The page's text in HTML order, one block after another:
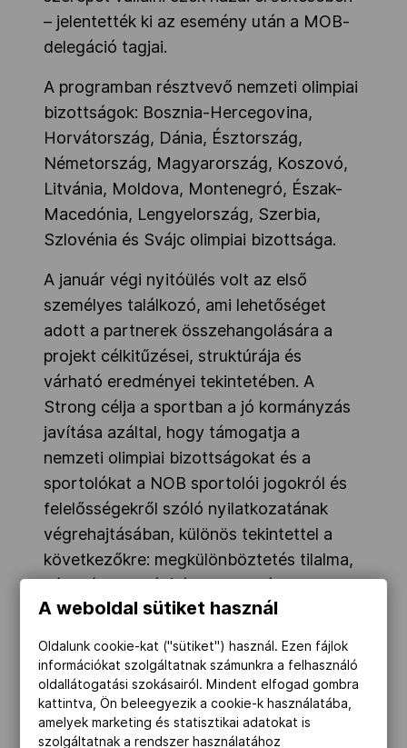
– jelentették ki az esemény után a MOB-
delegáció tagjai.
A programban résztvevő nemzeti olimpiai
bizottságok: Bosznia-Hercegovina,
Horvátország, Dánia, Észtország,
Németország, Magyarország, Koszovó,
Litvánia, Moldova, Montenegró, Észak-
Macedónia, Lengyelország, Szerbia,
Szlovénia és Svájc olimpiai bizottsága.
A január végi nyitóülés volt az első
személyes találkozó, ami lehetőséget
adott a partnerek összehangolására a
projekt célkitűzései, struktúrája és
várható eredményei tekintetében. A
Strong célja a sportban a jó kormányzás
javítása azáltal, hogy támogatja a
nemzeti olimpiai bizottságokat és a
sportolókat a NOB sportolói jogokról és
felelősségekről szóló nyilatkozatának
végrehajtásában, különös tekintettel a
következőkre: megkülönböztetés tilalma,
véleménynyilvánítás szabadsága,
sportolói lehetőségek és megállapodások,
sportolói képviselet és részvétel a
döntéshozatalban. A kutatás, a párbeszéd
és a kapacitásépítés révén a projekt arra
törekszik, hogy a nemzetközi elveket
konkrét szervezeti gyakorlatokká alakítsa
A weboldal sütiket használ
Oldalunk cookie-kat ("sütiket") használ. Ezen fájlok
információkat szolgáltatnak számunkra a felhasználó
oldallátogatási szokásairól. Mindent elfogad gombra
kattintva, Ön beleegyezik a cookie-k használatába,
amelyek marketing és statisztikai adatokat is
szolgáltatnak a rendszer használatához